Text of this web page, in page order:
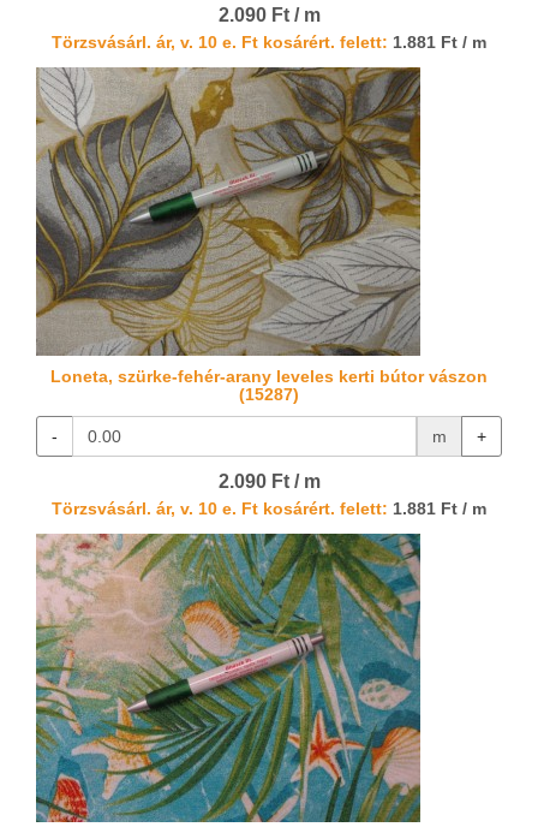
2.090 Ft / m
Törzsvásárl. ár, v. 10 e. Ft kosárért. felett: 1.881 Ft / m
Loneta, szürke-fehér-arany leveles kerti bútor vászon
(15287)
- m +
2.090 Ft / m
Törzsvásárl. ár, v. 10 e. Ft kosárért. felett: 1.881 Ft / m